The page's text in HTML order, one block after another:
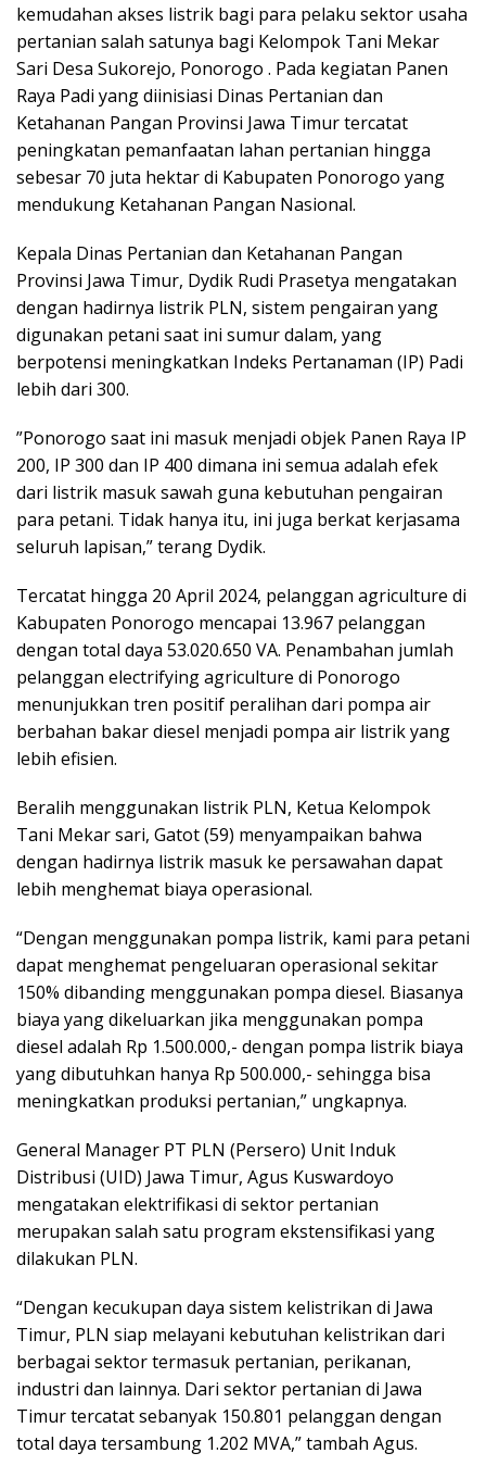
kemudahan akses listrik bagi para pelaku sektor usaha
pertanian salah satunya bagi Kelompok Tani Mekar
Sari Desa Sukorejo, Ponorogo . Pada kegiatan Panen
Raya Padi yang diinisiasi Dinas Pertanian dan
Ketahanan Pangan Provinsi Jawa Timur tercatat
peningkatan pemanfaatan lahan pertanian hingga
sebesar 70 juta hektar di Kabupaten Ponorogo yang
mendukung Ketahanan Pangan Nasional.
Kepala Dinas Pertanian dan Ketahanan Pangan
Provinsi Jawa Timur, Dydik Rudi Prasetya mengatakan
dengan hadirnya listrik PLN, sistem pengairan yang
digunakan petani saat ini sumur dalam, yang
berpotensi meningkatkan Indeks Pertanaman (IP) Padi
lebih dari 300.
”Ponorogo saat ini masuk menjadi objek Panen Raya IP
200, IP 300 dan IP 400 dimana ini semua adalah efek
dari listrik masuk sawah guna kebutuhan pengairan
para petani. Tidak hanya itu, ini juga berkat kerjasama
seluruh lapisan,” terang Dydik.
Tercatat hingga 20 April 2024, pelanggan agriculture di
Kabupaten Ponorogo mencapai 13.967 pelanggan
dengan total daya 53.020.650 VA. Penambahan jumlah
pelanggan electrifying agriculture di Ponorogo
menunjukkan tren positif peralihan dari pompa air
berbahan bakar diesel menjadi pompa air listrik yang
lebih efisien.
Beralih menggunakan listrik PLN, Ketua Kelompok
Tani Mekar sari, Gatot (59) menyampaikan bahwa
dengan hadirnya listrik masuk ke persawahan dapat
lebih menghemat biaya operasional.
“Dengan menggunakan pompa listrik, kami para petani
dapat menghemat pengeluaran operasional sekitar
150% dibanding menggunakan pompa diesel. Biasanya
biaya yang dikeluarkan jika menggunakan pompa
diesel adalah Rp 1.500.000,- dengan pompa listrik biaya
yang dibutuhkan hanya Rp 500.000,- sehingga bisa
meningkatkan produksi pertanian,” ungkapnya.
General Manager PT PLN (Persero) Unit Induk
Distribusi (UID) Jawa Timur, Agus Kuswardoyo
mengatakan elektrifikasi di sektor pertanian
merupakan salah satu program ekstensifikasi yang
dilakukan PLN.
“Dengan kecukupan daya sistem kelistrikan di Jawa
Timur, PLN siap melayani kebutuhan kelistrikan dari
berbagai sektor termasuk pertanian, perikanan,
industri dan lainnya. Dari sektor pertanian di Jawa
Timur tercatat sebanyak 150.801 pelanggan dengan
total daya tersambung 1.202 MVA,” tambah Agus.